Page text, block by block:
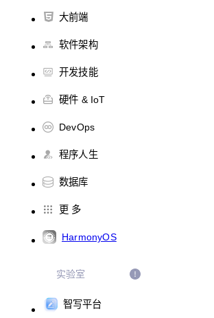
大前端
软件架构
开发技能
硬件 & IoT
DevOps
程序人生
数据库
更 多
HarmonyOS
实验室
智写平台